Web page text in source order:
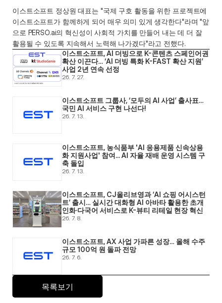
이스트소프트 정상원 대표는 "국제 구호 활동을 위한 프로젝트에
이스트소프트가 함께하게 되어 매우 의미 있게 생각한다"라며 "앞
으로 PERSO.ai의 혁신성이 사회적 가치를 만들어 내는 데 더 잘
활용될 수 있도록 지속해서 노력해 나가겠다"라고 전했다.
이스트소프트, AI 더빙으로 K-콘텐츠 스페인어권
확산 이끈다… ‘AI 더빙 특화 K-FAST 확산 지원’
사업 2년 연속 선정
26. 7. 27.
이스트소프트 그룹사, ‘모두의 AI 사업’ 출사표…
국민 AI 서비스 구현 나선다!
26. 7. 13.
이스트소프트, 농식품부 'AI 응용제품 신속상용
화 지원사업' 참여... AI 자율 재배 운영 시스템 구
축 돌입
26. 7. 13.
이스트소프트, CJ올리브영과 ‘AI 쇼핑 어시스턴
트’ 출시… 실시간 대화형 AI 아바타 활용한 초개
인화·다국어 서비스로 K-뷰티 리테일 현장 혁신
26. 7. 8.
이스트소프트, AX 사업 가파른 성장… 올해 수주
규모 100억 원 돌파 전망
26. 7. 6.
목록보기